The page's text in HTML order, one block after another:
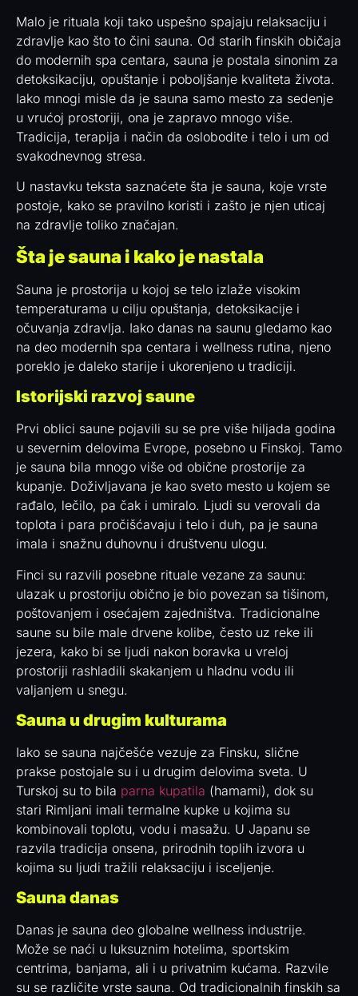
Malo je rituala koji tako uspešno spajaju relaksaciju i
zdravlje kao što to čini sauna. Od starih finskih običaja
do modernih spa centara, sauna je postala sinonim za
detoksikaciju, opuštanje i poboljšanje kvaliteta života.
Iako mnogi misle da je sauna samo mesto za sedenje
u vrućoj prostoriji, ona je zapravo mnogo više.
Tradicija, terapija i način da oslobodite i telo i um od
svakodnevnog stresa.
U nastavku teksta saznaćete šta je sauna, koje vrste
postoje, kako se pravilno koristi i zašto je njen uticaj
na zdravlje toliko značajan.
Šta je sauna i kako je nastala
Sauna je prostorija u kojoj se telo izlaže visokim
temperaturama u cilju opuštanja, detoksikacije i
očuvanja zdravlja. Iako danas na saunu gledamo kao
na deo modernih spa centara i wellness rutina, njeno
poreklo je daleko starije i ukorenjeno u tradiciji.
Istorijski razvoj saune
Prvi oblici saune pojavili su se pre više hiljada godina
u severnim delovima Evrope, posebno u Finskoj. Tamo
je sauna bila mnogo više od obične prostorije za
kupanje. Doživljavana je kao sveto mesto u kojem se
rađalo, lečilo, pa čak i umiralo. Ljudi su verovali da
toplota i para pročišćavaju i telo i duh, pa je sauna
imala i snažnu duhovnu i društvenu ulogu.
Finci su razvili posebne rituale vezane za saunu:
ulazak u prostoriju obično je bio povezan sa tišinom,
poštovanjem i osećajem zajedništva. Tradicionalne
saune su bile male drvene kolibe, često uz reke ili
jezera, kako bi se ljudi nakon boravka u vreloj
prostoriji rashladili skakanjem u hladnu vodu ili
valjanjem u snegu.
Sauna u drugim kulturama
Iako se sauna najčešće vezuje za Finsku, slične
prakse postojale su i u drugim delovima sveta. U
Turskoj su to bila parna kupatila (hamami), dok su
stari Rimljani imali termalne kupke u kojima su
kombinovali toplotu, vodu i masažu. U Japanu se
razvila tradicija onsena, prirodnih toplih izvora u
kojima su ljudi tražili relaksaciju i isceljenje.
Sauna danas
Danas je sauna deo globalne wellness industrije.
Može se naći u luksuznim hotelima, sportskim
centrima, banjama, ali i u privatnim kućama. Razvile
su se različite vrste sauna. Od tradicionalnih finskih sa